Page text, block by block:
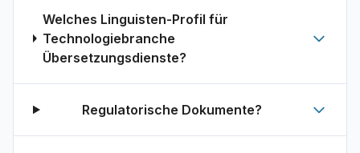
Welches Linguisten-Profil für
Technologiebranche
Übersetzungsdienste?
Regulatorische Dokumente?